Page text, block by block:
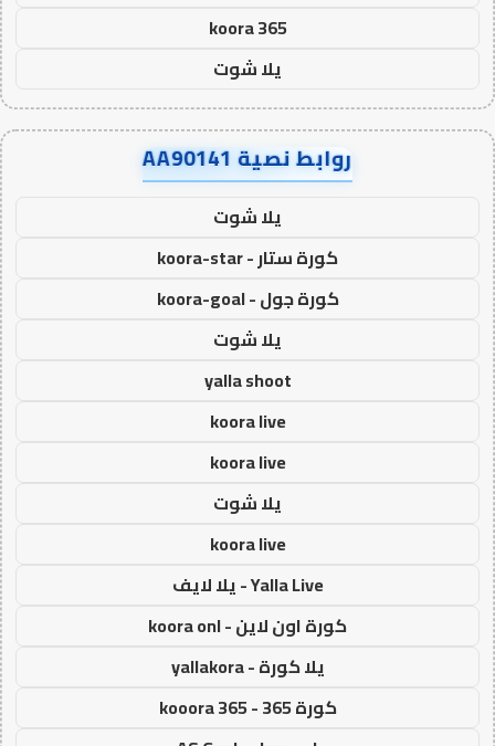
koora 365
يلا شوت
روابط نصية AA90141
يلا شوت
كورة ستار - koora-star
كورة جول - koora-goal
يلا شوت
yalla shoot
koora live
koora live
يلا شوت
koora live
Yalla Live - يلا لايف
كورة اون لاين - koora onl
يلا كورة - yallakora
كورة 365 - kooora 365